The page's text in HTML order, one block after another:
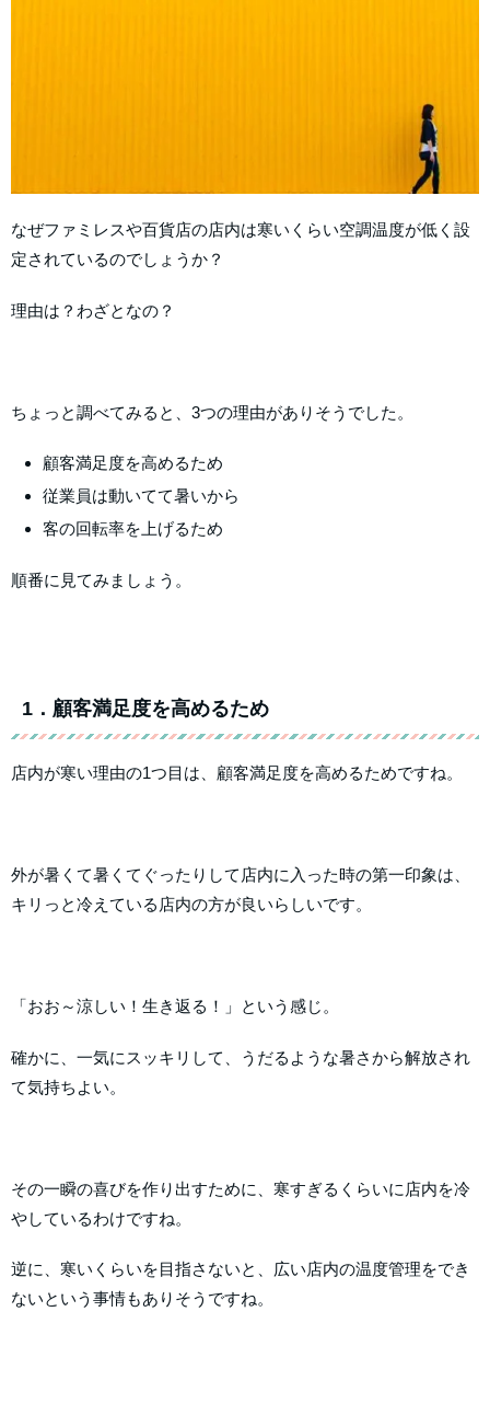
なぜファミレスや百貨店の店内は寒いくらい空調温度が低く設
定されているのでしょうか？
理由は？わざとなの？
ちょっと調べてみると、3つの理由がありそうでした。
顧客満足度を高めるため
従業員は動いてて暑いから
客の回転率を上げるため
順番に見てみましょう。
1．顧客満足度を高めるため
店内が寒い理由の1つ目は、顧客満足度を高めるためですね。
外が暑くて暑くてぐったりして店内に入った時の第一印象は、
キリっと冷えている店内の方が良いらしいです。
「おお～涼しい！生き返る！」という感じ。
確かに、一気にスッキリして、うだるような暑さから解放され
て気持ちよい。
その一瞬の喜びを作り出すために、寒すぎるくらいに店内を冷
やしているわけですね。
逆に、寒いくらいを目指さないと、広い店内の温度管理をでき
ないという事情もありそうですね。